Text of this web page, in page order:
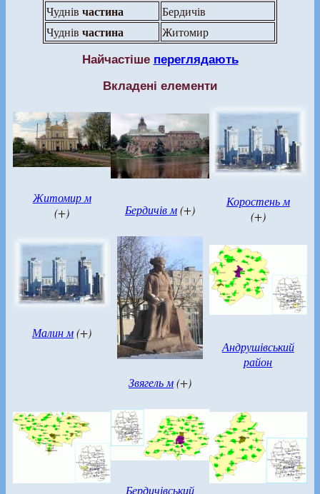
Чуднів частина
Бердичів
Чуднів частина Житомир
Найчастіше переглядають
Вкладені елементи
Житомир м
(+)
Бердичів м(+)
Коростень м
(+)
Малин м(+)
Звягель м(+)
Андрушівський
район
Бердичівський